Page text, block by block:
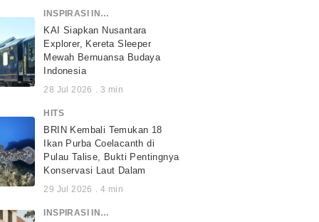
INSPIRASI INDONESIA
KAI Siapkan Nusantara
Explorer, Kereta Sleeper
Mewah Bernuansa Budaya
Indonesia
28 Jul 2026 . 3 min
HITS
BRIN Kembali Temukan 18
Ikan Purba Coelacanth di
Pulau Talise, Bukti Pentingnya
Konservasi Laut Dalam
29 Jul 2026 . 4 min
INSPIRASI INDONESIA